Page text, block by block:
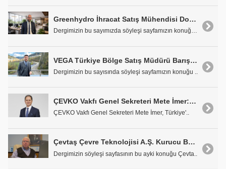
Greenhydro İhracat Satış Mühendisi Doğu Keleş: "Altyapıda Entegre Çözümlerle Güvenli Hatlar İnşa Ediyoruz"
Dergimizin bu sayımızda söyleşi sayfamızın konuğu ..
VEGA Türkiye Bölge Satış Müdürü Barış İriilter: "Seviye ve Basınç Ölçüm Teknolojilerinde Liderliği Hedefliyoruz"
Dergimizin bu sayısında söyleşi sayfamızın konuğu ..
ÇEVKO Vakfı Genel Sekreteri Mete İmer: "GÜS Modeli Yeniden Hayata Geçirilmeli"
ÇEVKO Vakfı Genel Sekreteri Mete İmer, Türkiye'..
Çevtaş Çevre Teknolojisi A.Ş. Kurucu Başkanı Selahattin Okumuş: "Arıtma Tesislerinin Modernizasyonu Öncelikli Konumuz"
Dergimizin söyleşi sayfasının bu ayki konuğu Çevta..